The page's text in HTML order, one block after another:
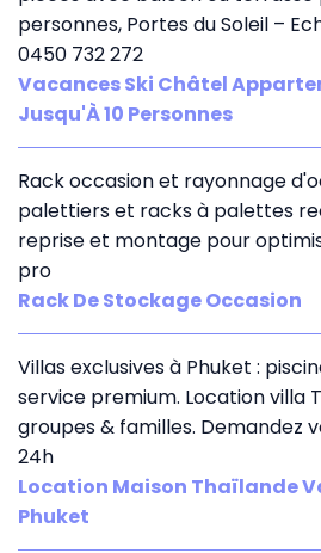
personnes, Portes du Soleil –
0450 732 272
Vacances Ski Châtel
Jusqu'À 10 Personnes
Rack occasion et rayonnage
palettiers et racks à palettes
reprise et montage pour
pro
Rack De Stockage Occasion
Villas exclusives à Phuket :
service premium. Location villa
groupes & familles. Demandez
24h
Location Maison Thaïlande
Phuket